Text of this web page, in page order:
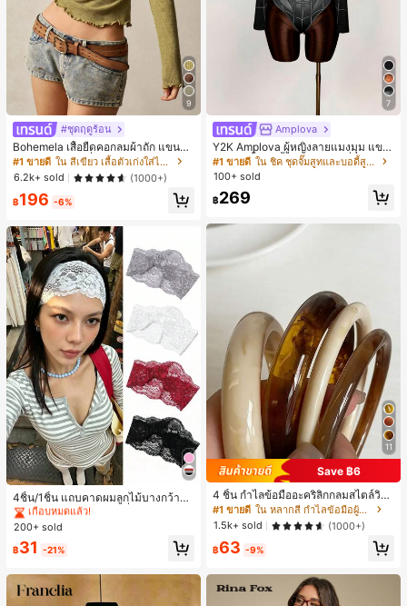
9
#ชุดฤดูร้อน
Bohemela เสื้อยืดคอกลมผ้าถัก แขนยา
ว สีเรียบ ใช้งานทั่วไป สำหรับผู้หญิง
#1 ขายดี
ใน สีเขียว เสื้อตัวเก่งใส่ได้ทุกวัน
6.2k+ sold
(1000+)
฿196 -6%
4ชิ้น/1ชิ้น แถบคาดผมลูกไม้บางกว้างยื
ดหยุ่นสำหรับผู้หญิง, แฟชั่นอเนกประสง
ค์พรีเมียมหรูหราสไตล์มินิมอล ผ้าพันคอ
เล็กๆ ห่วงผม อุปกรณ์เสริมผม, เหมาะสำ
หรับการออกไปข้างนอกประจำวัน, ลำล
อง, งานปาร์ตี้, การเดินทาง, การพักผ่อ
น, การมัดผม, การจัดทรงผม, การแต่งห
น้า, การจับคู่ชุด, อุปกรณ์เสริมประดับผ
ม
#1 ขายดี
เกือบหมดแล้ว!
#1 ขายดี
เกือบหมดแล้ว!
#1 ขายดี
เกือบหมดแล้ว!
#1 ขายดี
ใน ยางรัดผมแบบพื้นฐาน เครื่องประดับผมผู้หญิง
200+ sold
฿31 -21%
7
Amplova
Y2K Amplova ผู้หญิงลายแมงมุม แขน
ยาว คอตั้ง บอดี้สูท, สไตล์แฟชั่นดาร์ก
บอดี้สูทผู้หญิง บอดี้สูทฮาโลวีน บอดี้สูท
ลายใยแมงมุม
#1 ขายดี
ใน ชิค ชุดจั๊มสูทและบอดี้สูทผู้หญิง
100+ sold
฿269
11
Save ฿6
4 ชิ้น กำไลข้อมืออะคริลิกกลมสไตล์วินเ
ทจหรูหราสำหรับผู้หญิง, ดีไซน์เรียบง่าย
ทันสมัย, เหมาะสำหรับสวมใส่ในชีวิตปร
ะจำวันและโอกาสต่างๆ, ของขวัญสำหรั
บเธอ
#1 ขายดี
ใน หลากสี กำไลข้อมือผู้หญิง
1.5k+ sold
(1000+)
฿63 -9%